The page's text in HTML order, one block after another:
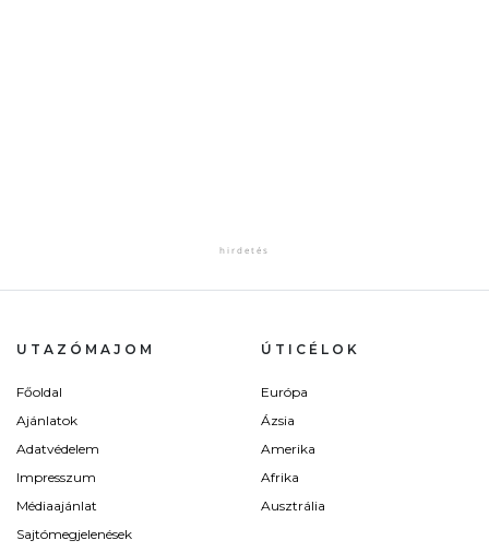
UTAZÓMAJOM
Főoldal
Ajánlatok
Adatvédelem
Impresszum
Médiaajánlat
Sajtómegjelenések
ÚTICÉLOK
Európa
Ázsia
Amerika
Afrika
Ausztrália